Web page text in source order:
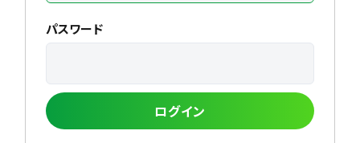
パスワード
ログイン